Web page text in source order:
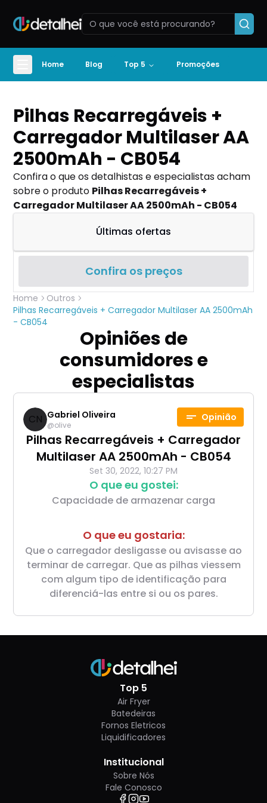
Home Blog Top 5 Promoções
Pilhas Recarregáveis +
Carregador Multilaser AA
2500mAh - CB054
Confira o que os detalhistas e especialistas acham
sobre o produto Pilhas Recarregáveis +
Carregador Multilaser AA 2500mAh - CB054
Últimas ofertas
Confira os preços
Home
Outros
Pilhas Recarregáveis + Carregador Multilaser AA 2500mAh
- CB054
Opiniões de
consumidores e
especialistas
CN Gabriel Oliveira
@olive
Opinião
Pilhas Recarregáveis + Carregador
Multilaser AA 2500mAh - CB054
Set 30, 2022, 10:27 PM
O que eu gostei:
Capacidade de armazenar carga
O que eu gostaria:
Que o carregador desligasse ou avisasse ao
terminar de carregar. Que as pilhas viessem
com algum tipo de identificação para
diferenciá-las entre si ou os pares.
Top 5
Air Fryer
Batedeiras
Fornos Eletricos
Liquidificadores
Institucional
Sobre Nós
Fale Conosco